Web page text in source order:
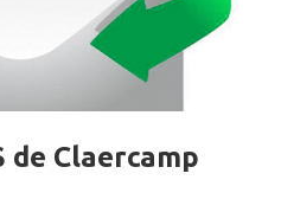
de Claercamp